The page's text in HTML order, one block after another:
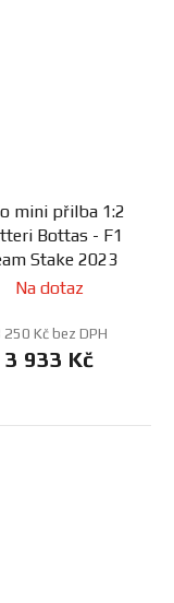
mini přilba 1:2
Bottas - F1
Stake 2023
Na dotaz
250 Kč bez DPH
3 933 Kč